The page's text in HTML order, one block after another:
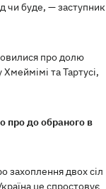
чи буде, — заступник
про долю
Хмеймімі та Тартусі,
про до обраного в
захоплення двох сіл
це спростовує